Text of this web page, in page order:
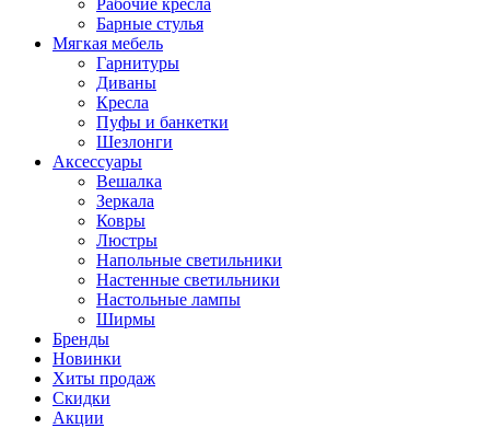
Рабочие кресла
Барные стулья
Мягкая мебель
Гарнитуры
Диваны
Кресла
Пуфы и банкетки
Шезлонги
Аксессуары
Вешалка
Зеркала
Ковры
Люстры
Напольные светильники
Настенные светильники
Настольные лампы
Ширмы
Бренды
Новинки
Хиты продаж
Скидки
Акции